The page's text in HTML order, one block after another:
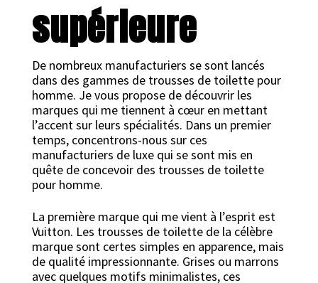
supérieure
De nombreux manufacturiers se sont lancés
dans des gammes de trousses de toilette pour
homme. Je vous propose de découvrir les
marques qui me tiennent à cœur en mettant
l’accent sur leurs spécialités. Dans un premier
temps, concentrons-nous sur ces
manufacturiers de luxe qui se sont mis en
quête de concevoir des trousses de toilette
pour homme.
La première marque qui me vient à l’esprit est
Vuitton. Les trousses de toilette de la célèbre
marque sont certes simples en apparence, mais
de qualité impressionnante. Grises ou marrons
avec quelques motifs minimalistes, ces